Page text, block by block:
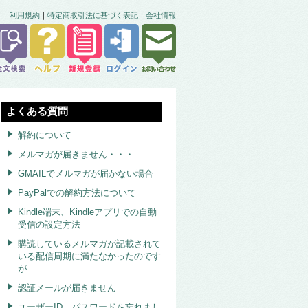
利用規約 ｜ 特定商取引法に基づく表記｜ 会社情報
よくある質問
解約について
メルマガが届きません・・・
GMAILでメルマガが届かない場合
PayPalでの解約方法について
Kindle端末、Kindleアプリでの自動
受信の設定方法
購読しているメルマガが記載されて
いる配信周期に満たなかったのです
が
認証メールが届きません